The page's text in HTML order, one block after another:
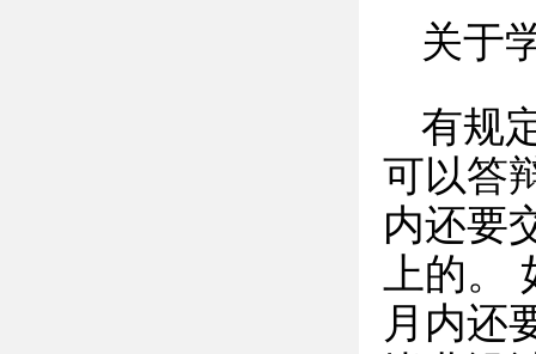
关于
有规
可以答
内还要
上的
月内还